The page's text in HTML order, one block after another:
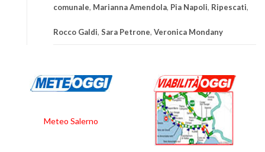
comunale, Marianna Amendola, Pia Napoli, Ripescati,
Rocco Galdi, Sara Petrone, Veronica Mondany
Meteo Salerno